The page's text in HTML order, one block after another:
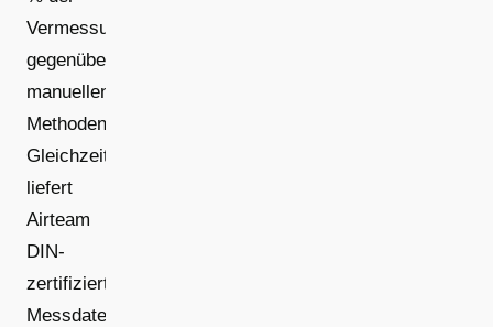
Vermessungszeit
gegenüber
manuellen
Methoden
Gleichzeitig
liefert
Airteam
DIN-
zertifizierte
Messdaten